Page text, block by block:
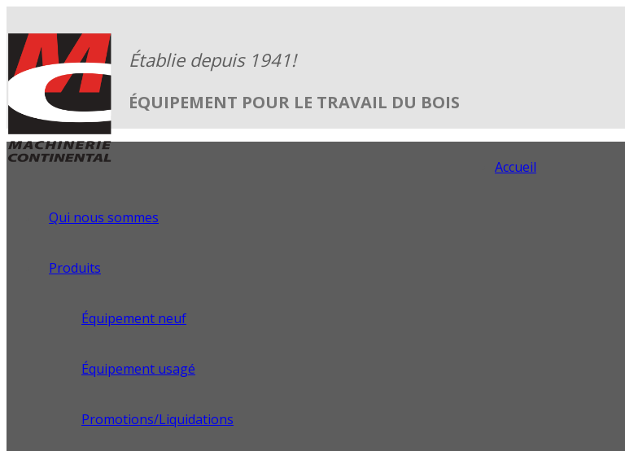
ÉQUIPEMENT POUR LE TRAVAIL DU BOIS
Accueil
Qui nous sommes
Produits
Équipement neuf
Équipement usagé
Promotions/Liquidations